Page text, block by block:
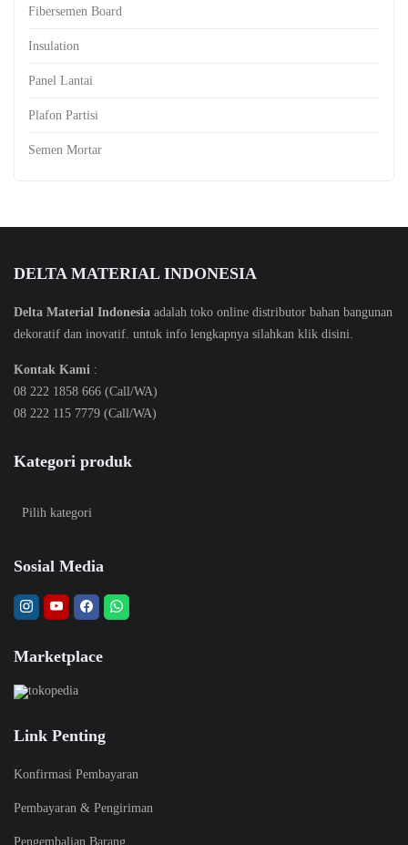
Fibersemen Board
Insulation
Panel Lantai
Plafon Partisi
Semen Mortar
DELTA MATERIAL INDONESIA
Delta Material Indonesia adalah toko online distributor bahan bangunan
dekoratif dan inovatif. untuk info lengkapnya silahkan klik disini
Kontak Kami :
08 222 1858 666 (Call/WA)
08 222 115 7779 (Call/WA)
Kategori produk
Sosial Media
Marketplace
Link Penting
Konfirmasi Pembayaran
Pembayaran & Pengiriman
Pengembalian Barang